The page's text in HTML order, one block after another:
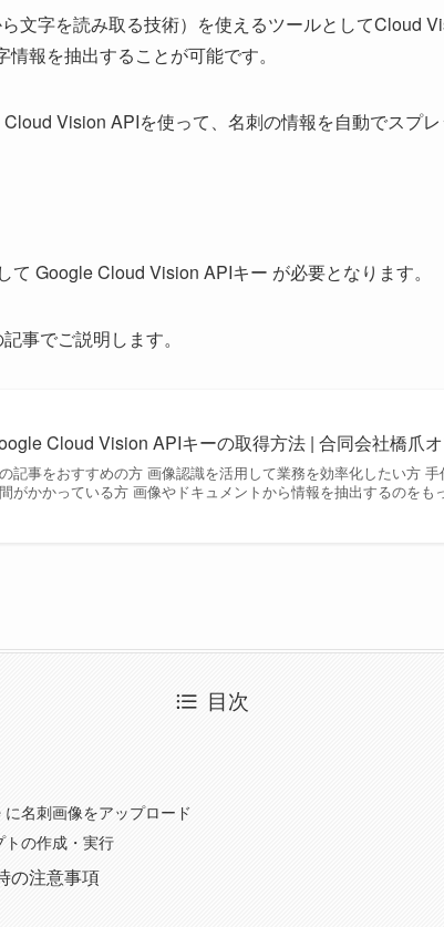
文字を読み取る技術）を使えるツールとしてCloud
報を抽出することが可能です。
Vision APIを使って、名刺の情報を自動でスプ
Google Cloud Vision APIキー が必要となります。
事でご説明します。
Cloud Vision APIキーの取得方法 | 合同会社橋爪
記事をおすすめの方 画像認識を活用して業務を効率化したい方
がかかっている方 画像やドキュメントから情報を抽出するのを
目次
名刺画像をアップロード
の作成・実行
の注意事項